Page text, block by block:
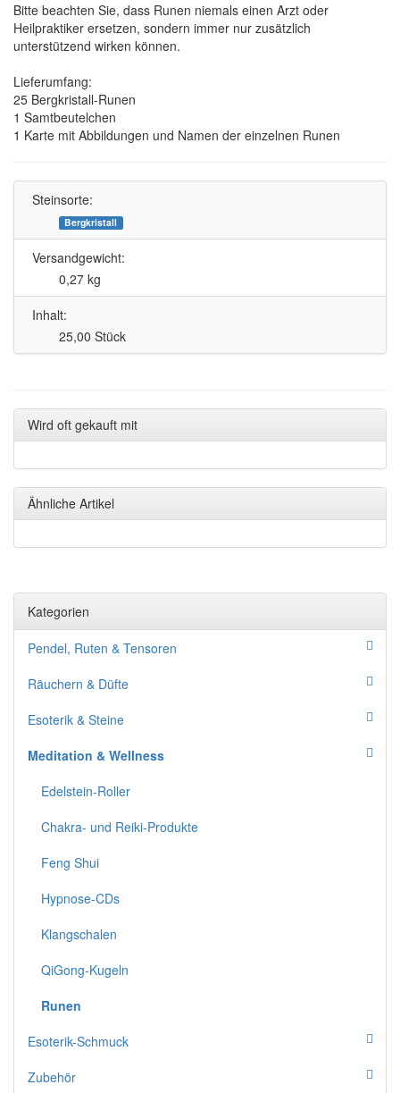
Bitte beachten Sie, dass Runen niemals einen Arzt oder
Heilpraktiker ersetzen, sondern immer nur zusätzlich
unterstützend wirken können.
Lieferumfang:
25 Bergkristall-Runen
1 Samtbeutelchen
1 Karte mit Abbildungen und Namen der einzelnen Runen
Steinsorte:
Bergkristall
Versandgewicht:
0,27 kg
Inhalt:
25,00 Stück
Wird oft gekauft mit
Ähnliche Artikel
Kategorien
Pendel, Ruten & Tensoren
Räuchern & Düfte
Esoterik & Steine
Meditation & Wellness
Edelstein-Roller
Chakra- und Reiki-Produkte
Feng Shui
Hypnose-CDs
Klangschalen
QiGong-Kugeln
Runen
Esoterik-Schmuck
Zubehör